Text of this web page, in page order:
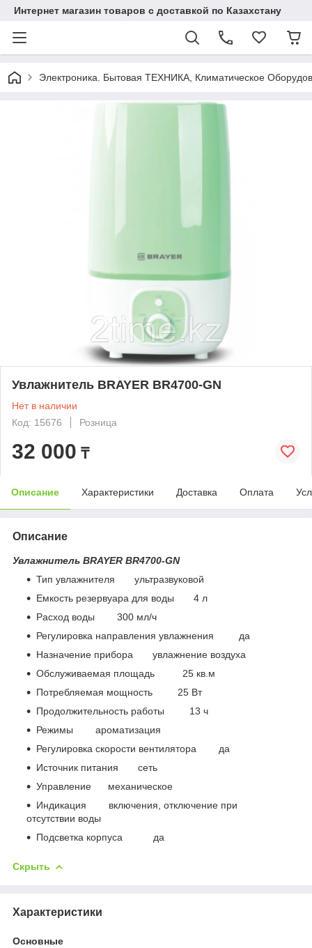
Интернет магазин товаров с доставкой по Казахстану
Электроника. Бытовая ТЕХНИКА, Климатическое
Увлажнитель BRAYER BR4700-GN
Нет в наличии
Код: 15676
Розница
32 000 ₸
Описание Характеристики Доставка Оплата
Описание
Увлажнитель BRAYER BR4700-GN
Тип увлажнителя ультразвуковой
Емкость резервуара для воды 4 л
Расход воды 300 мл/ч
Регулировка направления увлажнения да
Назначение прибора увлажнение воздуха
Обслуживаемая площадь 25 кв.м
Потребляемая мощность 25 Вт
Продолжительность работы 13 ч
Режимы ароматизация
Регулировка скорости вентилятора да
Источник питания сеть
Управление механическое
Индикация включения, отключение при
отсутствии воды
Подсветка корпуса да
Скрыть
Характеристики
Основные